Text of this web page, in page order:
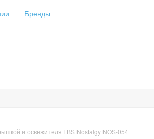
Бренды
и освежителя FBS Nostalgy NOS-054